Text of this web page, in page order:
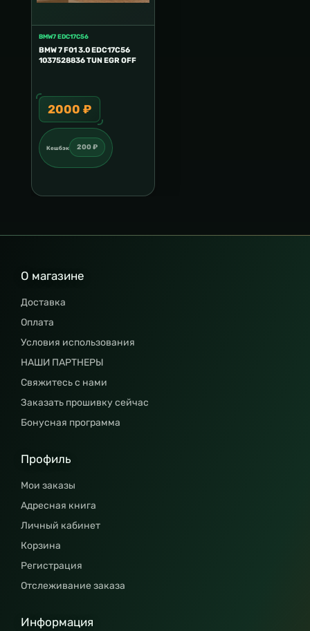
BMW7 EDC17C56
BMW 7 F01 3.0 EDC17C56
1037528836 TUN EGR OFF
2000 ₽
Кешбэк 200 ₽
О магазине
Доставка
Оплата
Условия использования
НАШИ ПАРТНЕРЫ
Свяжитесь с нами
Заказать прошивку сейчас
Бонусная программа
Профиль
Мои заказы
Адресная книга
Личный кабинет
Корзина
Регистрация
Отслеживание заказа
Информация